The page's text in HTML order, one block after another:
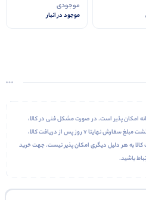
موجودی
موجود در انبار
امکان پذیر است. در صورت مشکل فنی در کالا،
میتوانید محصول را جهت تعویض یا بازگشت مبلغ سفارش نهایتا 7 روز پس از دریافت کالا،
به هر دلیل دیگری امکان پذیر نیست. جهت خرید
باشید.